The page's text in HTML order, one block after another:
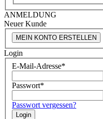
ANMELDUNG
Neuer Kunde
MEIN KONTO ERSTELLEN
Login
E-Mail-Adresse*
Passwort*
Passwort vergessen?
Login